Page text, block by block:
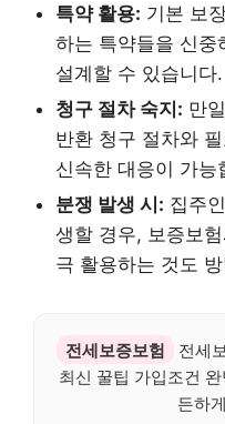
특약 활용: 기본 보
하는 특약들을 신중
설계할 수 있습니다.
청구 절차 숙지: 만
반환 청구 절차와
신속한 대응이 가능
분쟁 발생 시: 집주
생할 경우, 보증보
극 활용하는 것도
전세보증보험
전세
최신 꿀팁 가입조건
든하